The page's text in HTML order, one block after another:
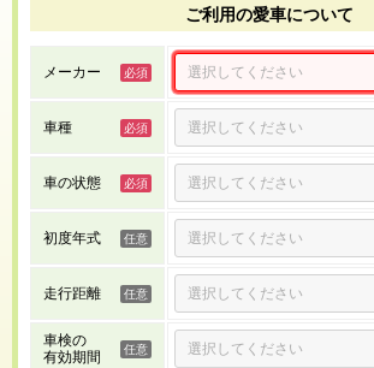
ご利用の愛車について
メーカー
車種
車の状態
初度年式
走行距離
車検の
有効期間